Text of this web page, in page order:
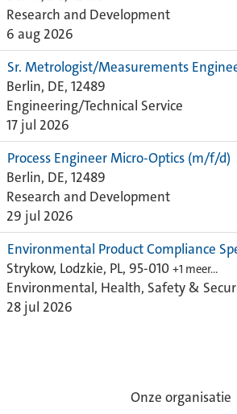
Research and Development
6 aug 2026
Sr. Metrologist/Measurements
Berlin, DE, 12489
Engineering/Technical Service
17 jul 2026
Process Engineer Micro-Optics (m/f/d)
Berlin, DE, 12489
Research and Development
29 jul 2026
Environmental Product Compliance
Strykow, Lodzkie, PL, 95-010 +1 meer…
Environmental, Health, Safety &
28 jul 2026
Onze organisatie